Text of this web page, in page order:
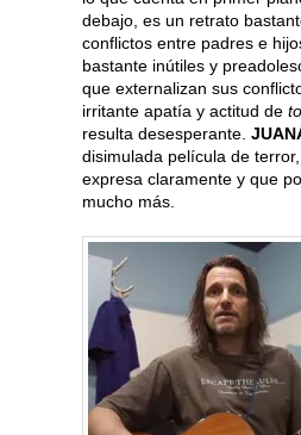
debajo, es un retrato
conflictos entre padres e
bastante inútiles y
que externalizan sus
irritante apatía y actitud de
resulta desesperante.
disimulada película de
expresa claramente y que
mucho más.